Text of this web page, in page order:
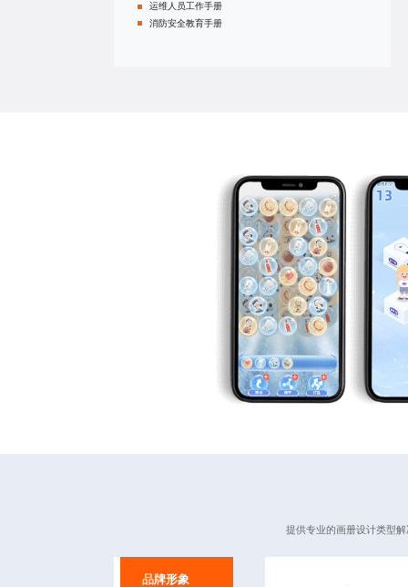
运维人员工作手册
消防安全教育手册
提供专业的画册设计类型
品牌形象